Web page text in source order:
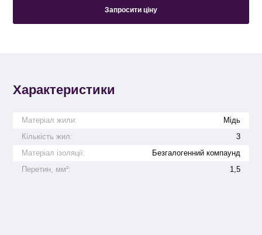
Запросити ціну
Характеристики
Матеріал жили:
Мідь
Кількість жил:
3
Матеріал ізоляції:
Безгалогенний компаунд
Перетин, мм²:
1,5